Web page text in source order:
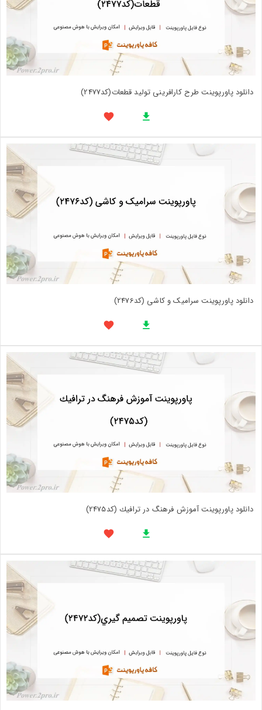
دانلود پاورپوینت طرح کارافرینی توليد قطعات(کد2477)
دانلود پاورپوینت سرامیک و کاشی (کد2476)
دانلود پاورپوینت آموزش فرهنگ در ترافيك (کد2475)